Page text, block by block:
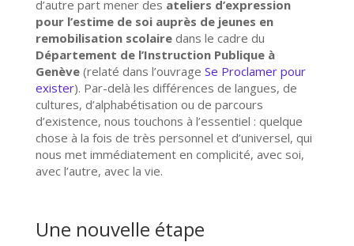
d’autre part mener des ateliers d’expression
pour l’estime de soi auprès de jeunes en
remobilisation scolairedans le cadre du
Département de l’Instruction Publique à
Genève(relaté dans l’ouvrage Se Proclamer pour
exister). Par-delà les différences de langues, de
cultures, d’alphabétisation ou de parcours
d’existence, nous touchons à l’essentiel : quelque
chose à la fois de très personnel et d’universel, qui
nous met immédiatement en complicité, avec soi,
avec l’autre, avec la vie.
Une nouvelle étape